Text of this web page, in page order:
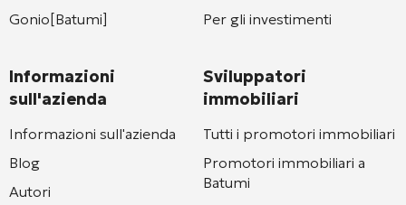
Gonio[Batumi]
Informazioni
sull'azienda
Informazioni sull'azienda
Blog
Autori
Per gli investimenti
Sviluppatori
immobiliari
Tutti i promotori immobiliari
Promotori immobiliari a
Batumi